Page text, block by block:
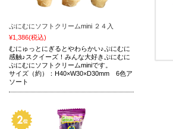
ぷにむにソフトクリームmini ２４入
¥1,386(税込)
むにゅっとにぎるとやわらかい♪ぷにむに
感触♪スクイーズ！みんな大好きぷにむに
ぷにむにソフトクリームminiです。
サイズ（約）：H40×W30×D30mm 6色ア
ソート